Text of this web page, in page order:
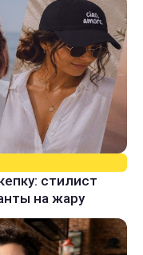
стилист
на жару